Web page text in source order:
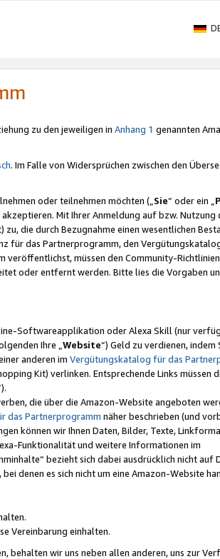
zu den jeweiligen in Anhang 1 genannten
. Im Falle von Widersprüchen zwischen den
oder teilnehmen möchten („Sie“ oder ein „
akzeptieren. Mit Ihrer Anmeldung auf bzw. Nutzung
die durch Bezugnahme einen wesentlichen
für das Partnerprogramm, den
veröffentlichst, müssen den Community-
oder entfernt werden. Bitte lies die Vorgaben
Softwareapplikation oder Alexa Skill (nur
Ihre „ Website“) Geld zu verdienen, indem
anderen im Vergütungskatalog für das
Kit) verlinken. Entsprechende Links müssen
die über die Amazon-Website angeboten
das Partnerprogramm näher beschrieben (und
können wir Ihnen Daten, Bilder, Texte,
Funktionalität und weitere Informationen im
bezieht sich dabei ausdrücklich nicht auf
denen es sich nicht um eine Amazon-Website
Vereinbarung einhalten.
behalten wir uns neben allen anderen, uns zur